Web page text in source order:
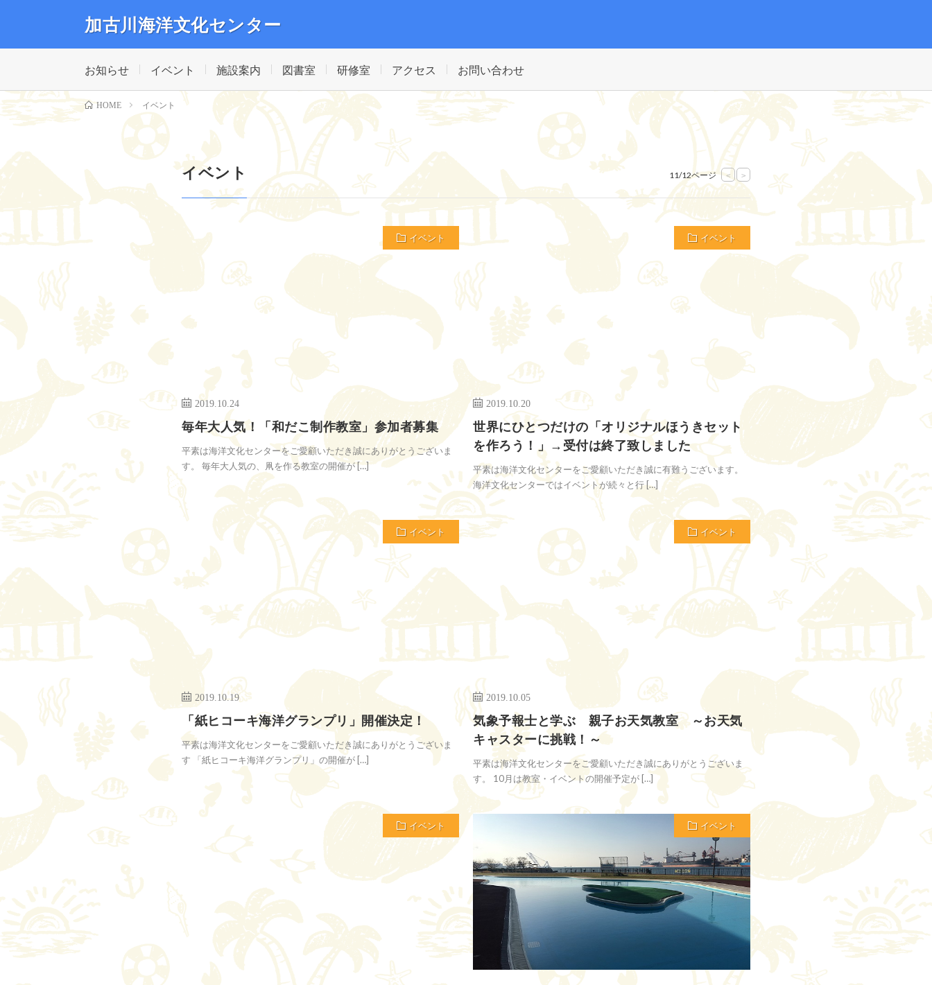
加古川海洋文化センター
ゃぶじゃぶ池もあります。
お知らせ イベント 施設案内 図書室 研修室 アクセス お問い合わせ
HOME イベント
イベント 11/12ページ < >
イベント
2019.10.24
毎年大人気！「和だこ制作教室」参加者募集
平素は海洋文化センターをご愛顧いただき誠にありがとうございま
す。 毎年大人気の、凧を作る教室の開催が […]
イベント
2019.10.20
世界にひとつだけの「オリジナルほうきセット
を作ろう！」→受付は終了致しました
平素は海洋文化センターをご愛顧いただき誠に有難うございます。
海洋文化センターではイベントが続々と行 […]
イベント
2019.10.19
「紙ヒコーキ海洋グランプリ」開催決定！
平素は海洋文化センターをご愛顧いただき誠にありがとうございま
す 「紙ヒコーキ海洋グランプリ」の開催が […]
イベント
2019.10.05
気象予報士と学ぶ 親子お天気教室 ～お天気
キャスターに挑戦！～
平素は海洋文化センターをご愛顧いただき誠にありがとうございま
す。 10月は教室・イベントの開催予定が […]
イベント イベント